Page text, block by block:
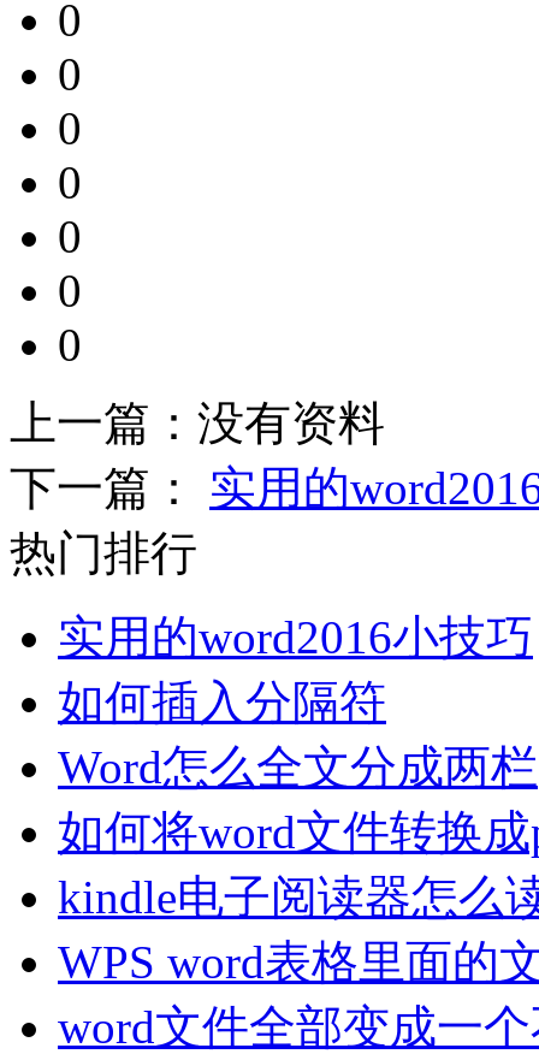
0
0
0
0
0
0
0
上一篇： 没有资料
下一篇： 实用的
热门排行
实用的word2016小技巧
如何插入分隔符
Word怎么全文分成两栏
如何将word文件转换
kindle电子阅读器怎么
WPS word表格里面的
word文件全部变成一